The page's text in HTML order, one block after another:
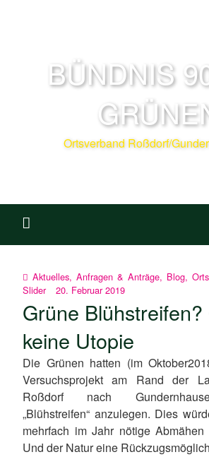
BÜNDNIS
Ortsverband Roßdorf/
Aktuelles, Anfragen & Anträge, Blog,
Slider
20. Februar 2019
Grüne Blühstreifen?
keine Utopie
Die Grünen hatten (im
Versuchsprojekt am Rand der
Roßdorf nach
„Blühstreifen“ anzulegen. Dies
mehrfach im Jahr nötige Abmähen
Und der Natur eine